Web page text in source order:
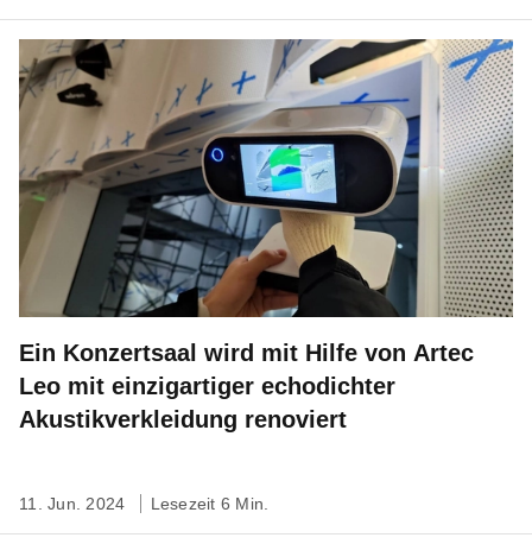
Ein Konzertsaal wird mit Hilfe von Artec
Leo mit einzigartiger echodichter
Akustikverkleidung renoviert
11. Jun. 2024 Lesezeit 6 Min.